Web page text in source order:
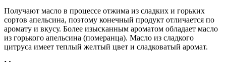
Получают масло в процессе отжима из сладких и горьких
сортов апельсина, поэтому конечный продукт отличается по
аромату и вкусу. Более изысканным ароматом обладает масло
из горького апельсина (померанца). Масло из сладкого
цитруса имеет теплый желтый цвет и сладковатый аромат.